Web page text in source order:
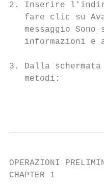
2. Inserire
fare clic su
messaggio Sono
informazioni e
3. Dalla
   metodi:
OPERAZIONI
CHAPTER 1